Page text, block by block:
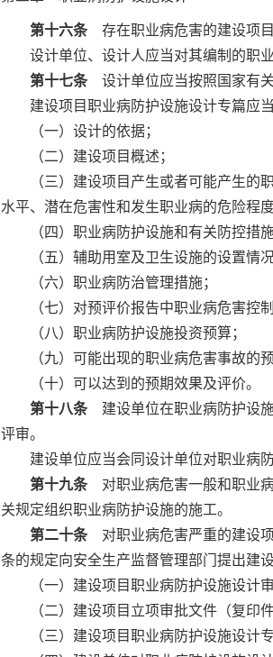
第十六条存在职业病危害的建设项目
设计单位、设计人应当对其编制的职业
第十七条设计单位应当按照国家有关
建设项目职业病防护设施设计专篇应
（一）设计的依据；
（二）建设项目概述；
（三）建设项目产生或者可能产生的职
水平、潜在危害性和发生职业病的危险程
（四）职业病防护设施和有关防控措
（五）辅助用室及卫生设施的设置情
（六）职业病防治管理措施；
（七）对预评价报告中职业病危害控制
（八）职业病防护设施投资预算；
（九）可能出现的职业病危害事故的
（十）可以达到的预期效果及评价。
第十八条建设单位在职业病防护设施
评审。
建设单位应当会同设计单位对职业病防
第十九条对职业病危害一般和职业病
关规定组织职业病防护设施的施工。
第二十条对职业病危害严重的建设项
条的规定向安全生产监督管理部门提出建
（一）建设项目职业病防护设施设计
（二）建设项目立项审批文件（复印
（三）建设项目职业病防护设施设计